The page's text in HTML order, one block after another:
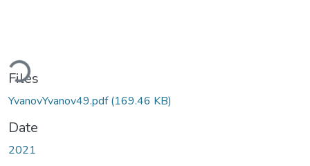
Files
YvanovYvanov49.pdf(169.46 KB)
Date
2021